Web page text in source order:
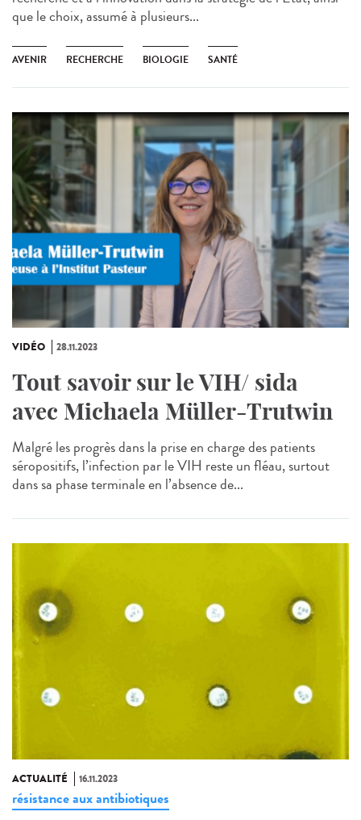
que le choix, assumé à plusieurs...
AVENIR RECHERCHE BIOLOGIE SANTÉ
VIDÉO 28.11.2023
Tout savoir sur le VIH/ sida
avec Michaela Müller-Trutwin
Malgré les progrès dans la prise en charge des patients
séropositifs, l’infection par le VIH reste un fléau, surtout
dans sa phase terminale en l’absence de...
ACTUALITÉ 16.11.2023
résistance aux antibiotiques